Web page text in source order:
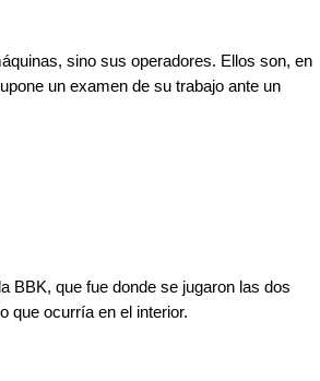
sino sus operadores. Ellos son, en
un examen de su trabajo ante un
BBK, que fue donde se jugaron las dos
que ocurría en el interior.